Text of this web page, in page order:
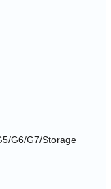
G6/G7/Storage